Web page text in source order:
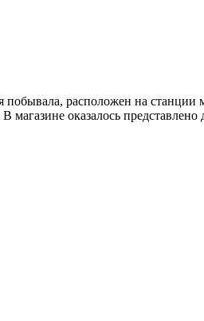
побывала, расположен на
оказалось представлено